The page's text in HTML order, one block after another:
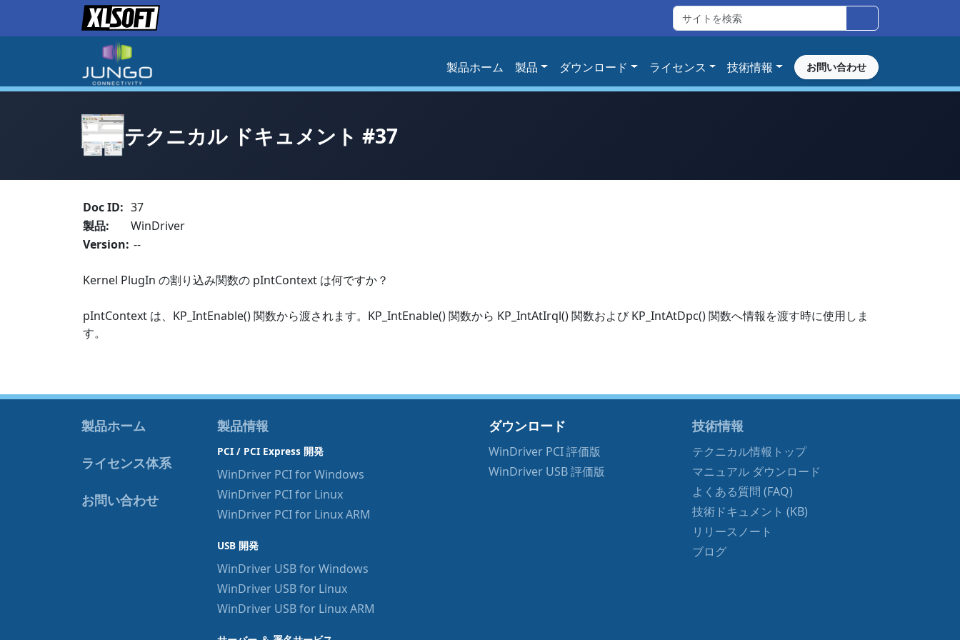
製品ホーム 製品 ダウンロード ライセンス 技術情報 お問い合わせ
テクニカル ドキュメント #37
Doc ID: 37
製品:
WinDriver
Version: --
Kernel PlugIn の割り込み関数の pIntContext は何ですか？
pIntContext は、KP_IntEnable() 関数から渡されます。KP_IntEnable() 関数から KP_IntAtIrql() 関数および KP_IntAtDpc() 関数へ情報を渡す時に使用しま
す。
製品ホーム
ライセンス体系
お問い合わせ
製品情報
PCI / PCI Express 開発
WinDriver PCI for Windows
WinDriver PCI for Linux
WinDriver PCI for Linux ARM
USB 開発
WinDriver USB for Windows
WinDriver USB for Linux
WinDriver USB for Linux ARM
ダウンロード
WinDriver PCI 評価版
WinDriver USB 評価版
技術情報
テクニカル情報トップ
マニュアル ダウンロード
よくある質問 (FAQ)
技術ドキュメント (KB)
リリースノート
ブログ